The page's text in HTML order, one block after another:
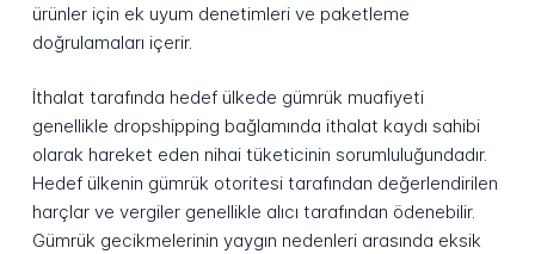
ürünler için ek uyum denetimleri ve paketleme
doğrulamaları içerir.
İthalat tarafında hedef ülkede gümrük muafiyeti
genellikle dropshipping bağlamında ithalat kaydı sahibi
olarak hareket eden nihai tüketicinin sorumluluğundadır.
Hedef ülkenin gümrük otoritesi tarafından değerlendirilen
harçlar ve vergiler genellikle alıcı tarafından ödenebilir.
Gümrük gecikmelerinin yaygın nedenleri arasında eksik